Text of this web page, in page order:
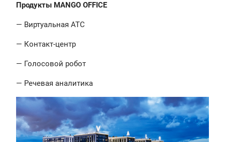
Продукты MANGO OFFICE
— Виртуальная АТС
— Контакт-центр
— Голосовой робот
— Речевая аналитика